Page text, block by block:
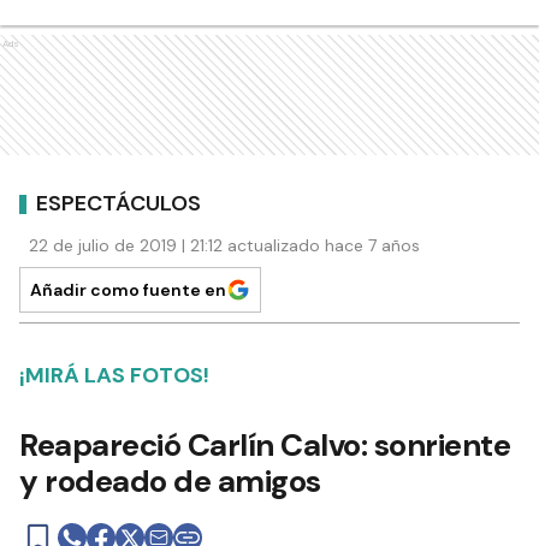
Ads
ESPECTÁCULOS
22 de julio de 2019 | 21:12 actualizado hace 7 años
Añadir como fuente en
¡MIRÁ LAS FOTOS!
Reapareció Carlín Calvo: sonriente
y rodeado de amigos